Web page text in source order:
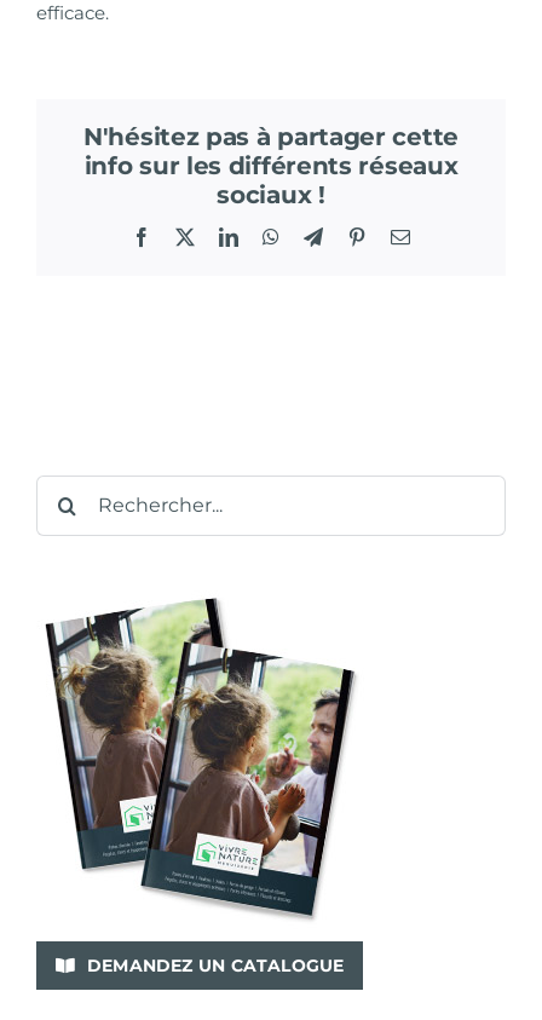
efficace.
N'hésitez pas à partager cette
info sur les différents réseaux
sociaux !
Facebook LinkedInWhatsApp
TelegramPinterestEmail
Rechercher:
DEMANDEZ UN CATALOGUE